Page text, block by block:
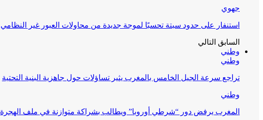
جهوي
استنفار على حدود سبتة تحسبًا لموجة جديدة من محاولات العبور غير النظامي
السابق التالي
وطني
وطني
تراجع سرعة الجيل الخامس بالمغرب يثير تساؤلات حول جاهزية البنية التحتية
وطني
المغرب يرفض دور “شرطي أوروبا” ويطالب بشراكة متوازنة في ملف الهجرة